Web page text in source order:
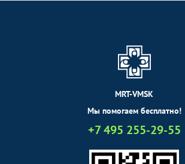
MRT-VMSK
Мы помогаем бесплатно!
+7 495 255-29-55